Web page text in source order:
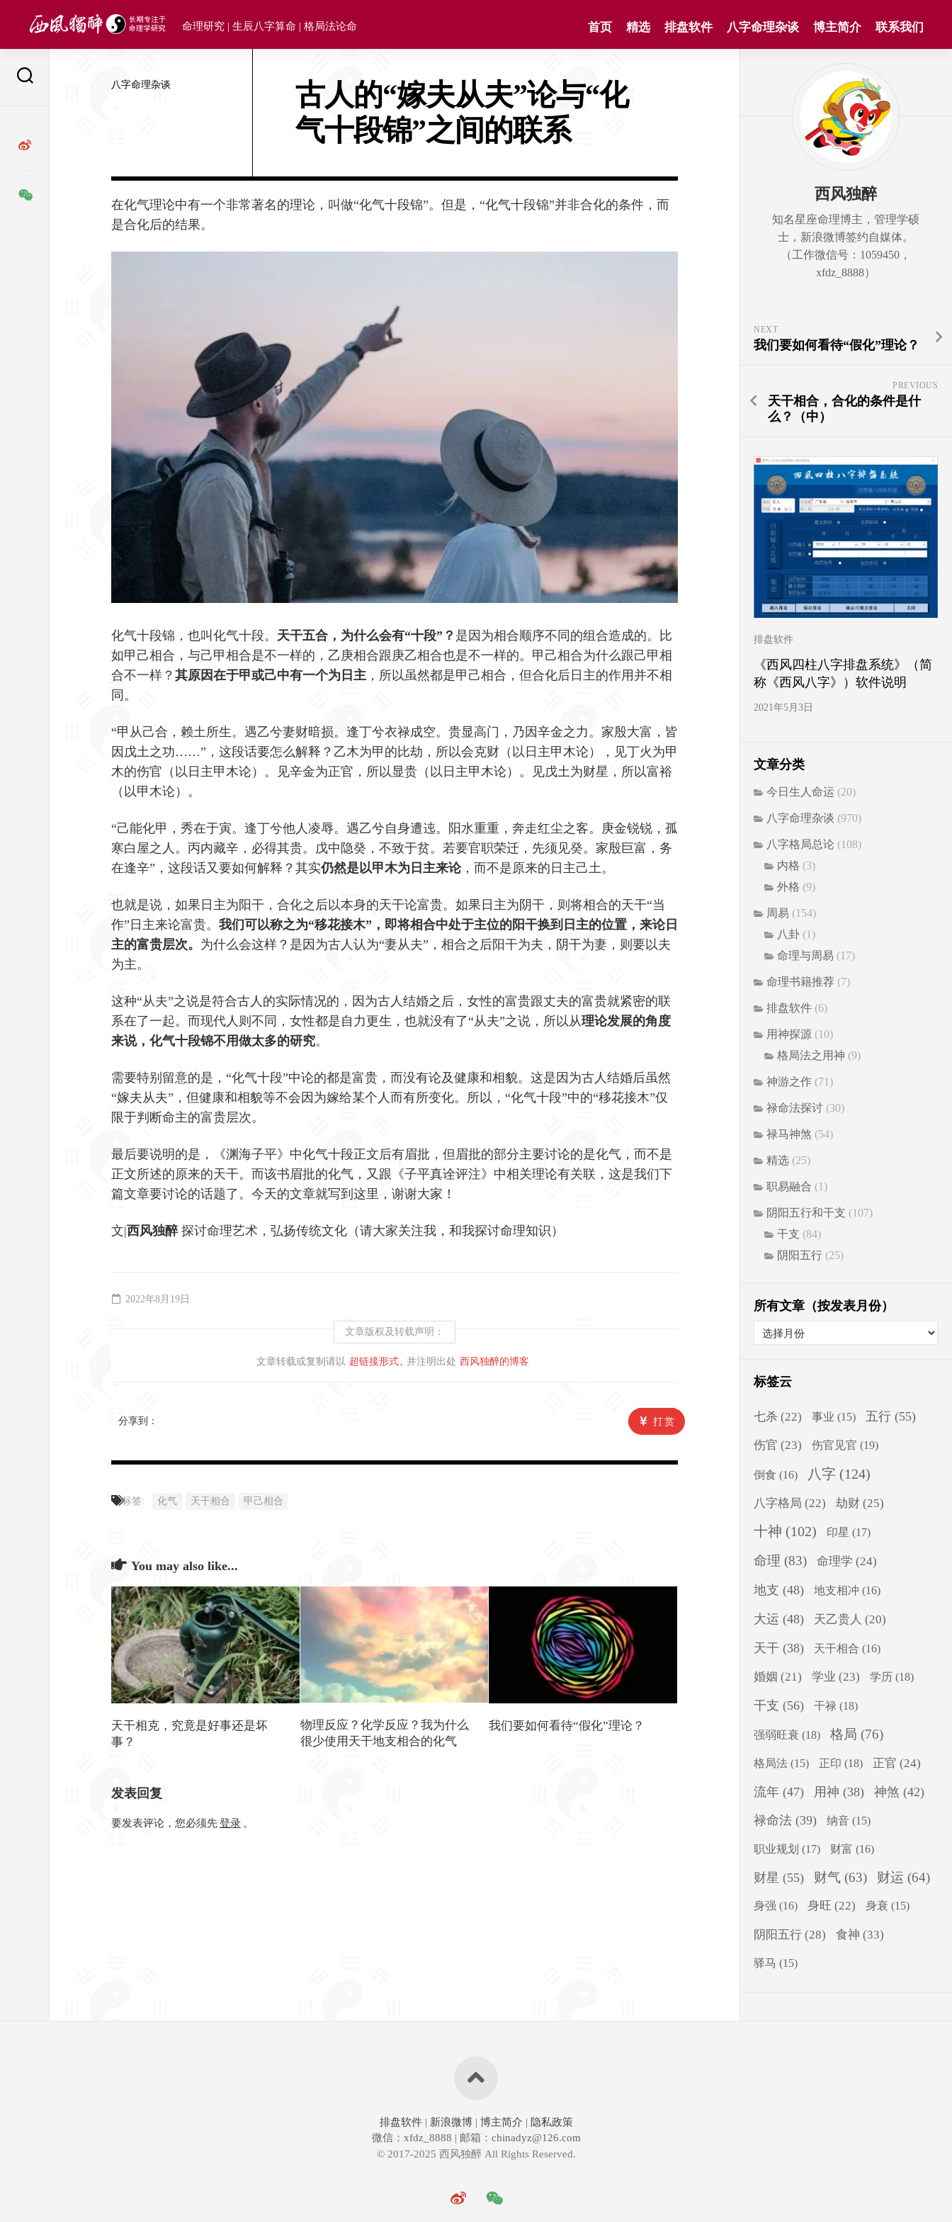
命理研究 | 生辰八字算命 | 格局法论命 首页 精选 排盘软件 八字命理杂谈 博主简介 联系我们
八字命理杂谈
古人的“嫁夫从夫”论与“化
气十段锦”之间的联系
在化气理论中有一个非常著名的理论，叫做“化气十段锦”。但是， “化气十段锦”并非合化的条件，而
是合化后的结果。
化气十段锦，也叫化气十段。 天干五合，为什么会有“十段”？ 是因为相合顺序不同的组合造成的。比
如甲己相合，与己甲相合是不一样的，乙庚相合跟庚乙相合也是不一样的。甲己相合为什么跟己甲相
合不一样？ 其原因在于甲或己中有一个为日主 ，所以虽然都是甲己相合，但合化后日主的作用并不相
同。
“甲从己合，赖土所生。遇乙兮妻财暗损。逢丁兮衣禄成空。贵显高门，乃因辛金之力。家殷大富，皆
因戊土之功……”，这段话要怎么解释？乙木为甲的比劫，所以会克财（以日主甲木论），见丁火为甲
木的伤官（以日主甲木论）。见辛金为正官，所以显贵（以日主甲木论）。见戊土为财星，所以富裕
（以甲木论）。
“己能化甲，秀在于寅。逢丁兮他人凌辱。遇乙兮自身遭迍。阳水重重，奔走红尘之客。庚金锐锐，孤
寒白屋之人。丙内藏辛，必得其贵。戊中隐癸，不致于贫。若要官职荣迁，先须见癸。家殷巨富，务
在逢辛”，这段话又要如何解释？其实仍然是以甲木为日主来论，而不是原来的日主己土。
也就是说，如果日主为阳干，合化之后以本身的天干论富贵。如果日主为阴干，则将相合的天干“当
作”日主来论富贵。 我们可以称之为“移花接木”，即将相合中处于主位的阳干换到日主的位置，来论日
主的富贵层次。 为什么会这样？是因为古人认为“妻从夫”，相合之后阳干为夫，阴干为妻，则要以夫
为主。
这种“从夫”之说是符合古人的实际情况的，因为古人结婚之后，女性的富贵跟丈夫的富贵就紧密的联
系在了一起。而现代人则不同，女性都是自力更生，也就没有了“从夫”之说，所以从理论发展的角度
来说，化气十段锦不用做太多的研究。
需要特别留意的是，“化气十段”中论的都是富贵，而没有论及健康和相貌。这是因为古人结婚后虽然
“嫁夫从夫”，但健康和相貌等不会因为嫁给某个人而有所变化。所以， “化气十段”中的“移花接木”仅
限于判断命主的富贵层次。
最后要说明的是，《渊海子平》中化气十段正文后有眉批，但眉批的部分主要讨论的是化气，而不是
正文所述的原来的天干。而该书眉批的化气，又跟《子平真诠评注》中相关理论有关联，这是我们下
篇文章要讨论的话题了。今天的文章就写到这里，谢谢大家！
文|西风独醉 探讨命理艺术，弘扬传统文化（请大家关注我，和我探讨命理知识）
2022年8月19日
文章版权及转载声明：
文章转载或复制请以 超链接形式 并注明出处 西风独醉的博客
分享到： 打赏
标签: 化气 天干相合 甲己相合
You may also like...
天干相克，究竟是好事还是坏
事？
物理反应？化学反应？我为什么
很少使用天干地支相合的化气
我们要如何看待“假化”理论？
发表回复
要发表评论，您必须先登录 。
西风独醉
知名星座命理博主，管理学硕
士，新浪微博签约自媒体。
（工作微信号：1059450，
xfdz_8888）
NEXT
我们要如何看待“假化”理论？
PREVIOUS
天干相合，合化的条件是什
么？（中）
排盘软件
《西风四柱八字排盘系统》（简
称《西风八字》）软件说明
2021年5月3日
文章分类
今日生人命运 (20)
八字命理杂谈 (970)
八字格局总论 (108)
内格 (3)
外格 (9)
周易 (154)
八卦 (1)
命理与周易 (17)
命理书籍推荐 (7)
排盘软件 (6)
用神探源 (10)
格局法之用神 (9)
神游之作 (71)
禄命法探讨 (30)
禄马神煞 (54)
精选 (25)
职易融合 (1)
阴阳五行和干支 (107)
干支 (84)
阴阳五行 (25)
所有文章（按发表月份）
标签云
七杀 (22) 事业 (15) 五行 (55)
伤官 (23) 伤官见官 (19)
倒食 (16) 八字 (124)
八字格局 (22) 劫财 (25)
十神 (102) 印星 (17)
命理 (83) 命理学 (24)
地支 (48) 地支相冲 (16)
大运 (48) 天乙贵人 (20)
天干 (38) 天干相合 (16)
婚姻 (21) 学业 (23) 学历 (18)
干支 (56) 干禄 (18)
强弱旺衰 (18) 格局 (76)
格局法 (15) 正印 (18) 正官 (24)
流年 (47) 用神 (38) 神煞 (42)
禄命法 (39) 纳音 (15)
职业规划 (17) 财富 (16)
财星 (55) 财气 (63) 财运 (64)
身强 (16) 身旺 (22) 身衰 (15)
阴阳五行 (28) 食神 (33)
驿马 (15)
排盘软件 | 新浪微博 | 博主简介 | 隐私政策
微信：xfdz_8888 | 邮箱：chinadyz@126.com
© 2017-2025 西风独醉 All Rights Reserved.